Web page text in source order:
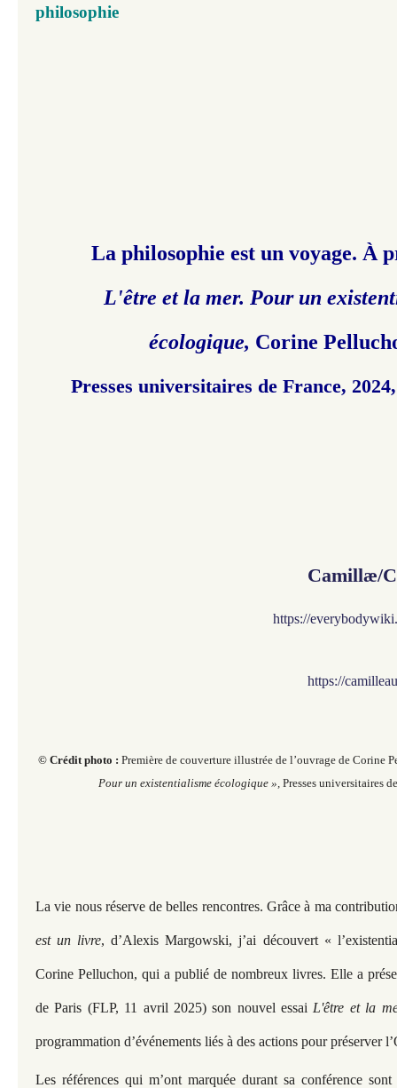
philosophie
La philosophie est un voyage. À
L'être et la mer. Pour un
écologique, Corine
Presses universitaires de France,
Camillæ/
https://
https://
© Crédit photo : Première de couverture illustrée de l’ouvrage de Corine
Pour un existentialisme écologique », Presses universitaires
La vie nous réserve de belles rencontres. Grâce à ma
est un livre, d’Alexis Margowski, j’ai découvert «
Corine Pelluchon, qui a publié de nombreux livres. Elle a
de Paris (FLP, 11 avril 2025) son nouvel essai L'être et la
programmation d’événements liés à des actions pour préserver
Les références qui m’ont marquée durant sa conférence